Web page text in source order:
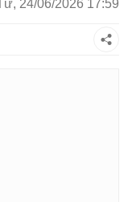
24/06/2026 17:59